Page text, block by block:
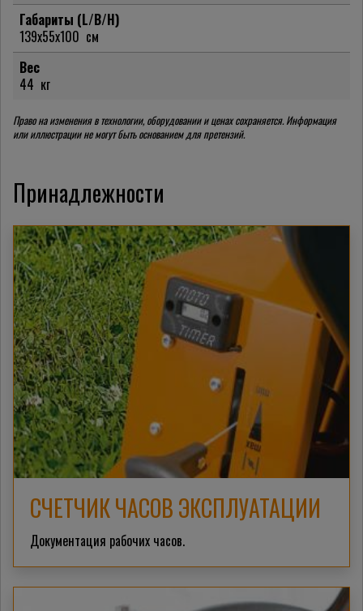
Габариты (L/B/H)
139x55x100 см
Вес
44 кг
Право на изменения в технологии, оборудовании и ценах сохраняется. Информация
или иллюстрации не могут быть основанием для претензий.
Принадлежности
СЧЕТЧИК ЧАСОВ ЭКСПЛУАТАЦИИ
Документация рабочих часов.